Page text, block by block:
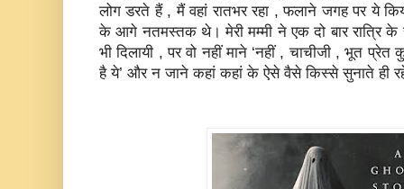
लोग डरते हैं , मैं वहां रातभर रहा , फलाने जगह पर ये
के आगे नतमस्‍तक थे। मेरी मम्‍मी ने एक दो बार रात्रि
भी दिलायी , पर वो नहीं माने ‘नहीं , चाचीजी , भूत
है ये’ और न जाने कहां कहां के ऐसे वैसे किस्‍से सुनाते ही